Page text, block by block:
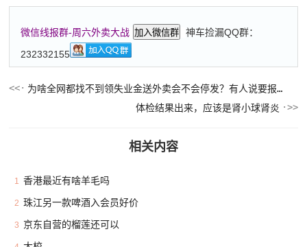
微信线报群-周六外卖大战 加入微信群
神车捡漏QQ群：
232332155
为啥全网都找不到领失业金送外卖会不会停发？有人说要报个税有人说有保险也扣
体检结果出来，应该是肾小球肾炎
相关内容
1 香港最近有啥羊毛吗
2 珠江另一款啤酒入会员好价
3 京东自营的榴莲还可以